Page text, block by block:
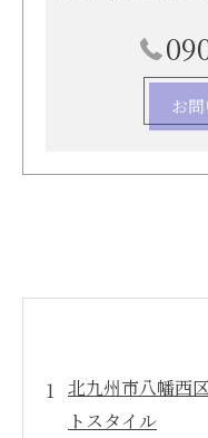
お
北九州市八幡西
トスタイル